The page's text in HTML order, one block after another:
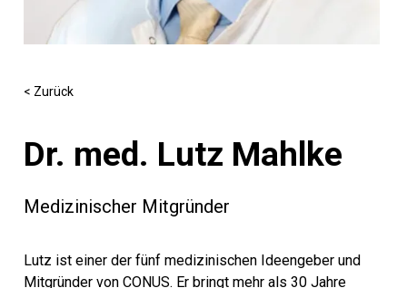
< Zurück
Dr. med. Lutz Mahlke
Medizinischer Mitgründer
Lutz ist einer der fünf medizinischen Ideengeber und
Mitgründer von CONUS. Er bringt mehr als 30 Jahre